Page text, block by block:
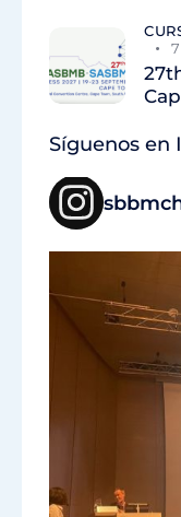
Síguenos en